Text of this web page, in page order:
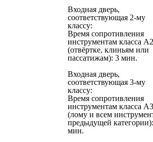
Входная дверь,
соответствующая 2-му
классу:
Время сопротивления
инструментам класса А2
(отвёртке, клиньям или
пассатижам): 3 мин.
Входная дверь,
соответствующая 3-му
классу:
Время сопротивления
инструментам класса А3
(лому и всем
предыдущей
мин.